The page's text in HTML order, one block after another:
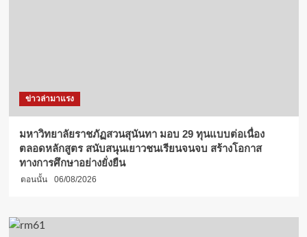
ข่าวล่ามาแรง
มหาวิทยาลัยราชภัฏสวนสุนันทา มอบ 29 ทุนแบบต่อเนื่อง
ตลอดหลักสูตร สนับสนุนเยาวชนเรียนจนจบ สร้างโอกาส
ทางการศึกษาอย่างยั่งยืน
ตอนนั้น 06/08/2026